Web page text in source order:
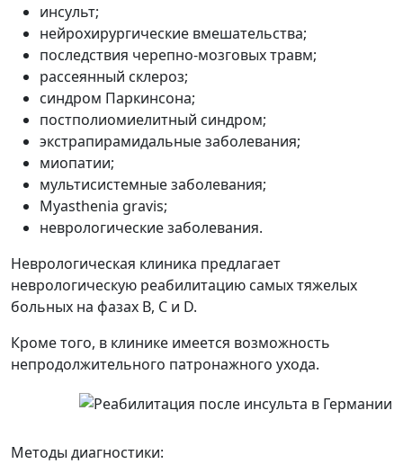
инсульт;
нейрохирургические вмешательства;
последствия черепно-мозговых травм;
рассеянный склероз;
синдром Паркинсона;
постполиомиелитный синдром;
экстрапирамидальные заболевания;
миопатии;
мультисистемные заболевания;
Myasthenia gravis;
неврологические заболевания.
Неврологическая клиника предлагает
неврологическую реабилитацию самых тяжелых
больных на фазах B, C и D.
Кроме того, в клинике имеется возможность
непродолжительного патронажного ухода.
Методы диагностики: